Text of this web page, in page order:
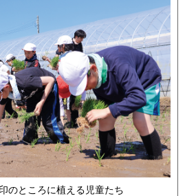
のところに植える児童たち